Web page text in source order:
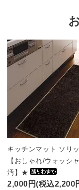
キッチンマット ソリ
【おしゃれ/ウォッシ
汚】★
2,000円(税込2,200